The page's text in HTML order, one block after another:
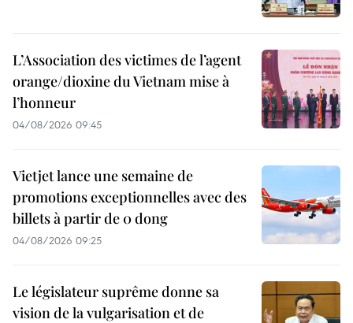
L’Association des victimes de l’agent
orange/dioxine du Vietnam mise à
l’honneur
04/08/2026 09:45
Vietjet lance une semaine de
promotions exceptionnelles avec des
billets à partir de 0 dong
04/08/2026 09:25
Le législateur suprême donne sa
vision de la vulgarisation et de